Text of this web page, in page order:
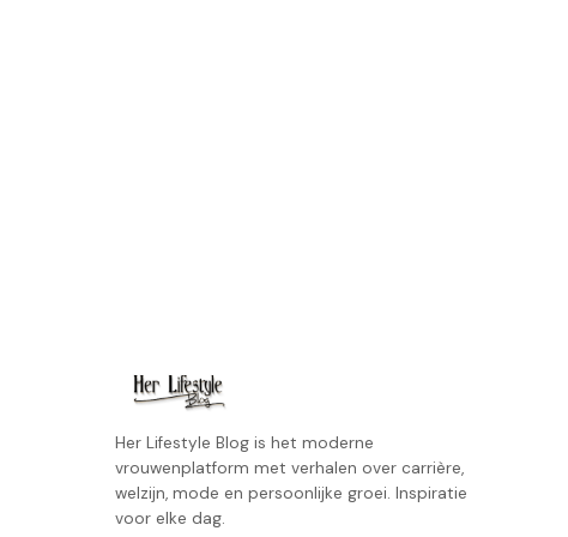
Her Lifestyle Blog is het moderne
vrouwenplatform met verhalen over carrière,
welzijn, mode en persoonlijke groei. Inspiratie
voor elke dag.